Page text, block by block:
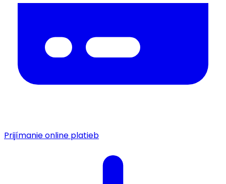
Prijímanie online platieb